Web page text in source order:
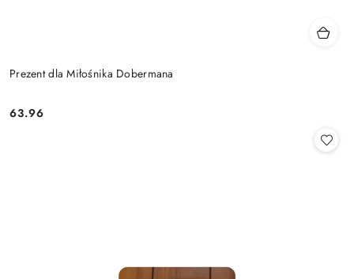
Prezent dla Miłośnika Dobermana
Cena:
63.96